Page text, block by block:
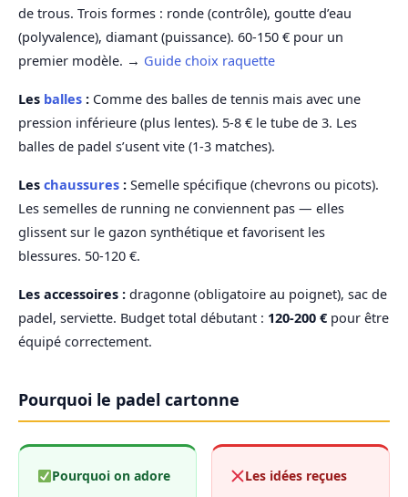
de trous. Trois formes : ronde (contrôle), goutte d’eau
(polyvalence), diamant (puissance). 60-150 € pour un
premier modèle. → Guide choix raquette
Les balles : Comme des balles de tennis mais avec une
pression inférieure (plus lentes). 5-8 € le tube de 3. Les
balles de padel s’usent vite (1-3 matches).
Les chaussures : Semelle spécifique (chevrons ou picots).
Les semelles de running ne conviennent pas — elles
glissent sur le gazon synthétique et favorisent les
blessures. 50-120 €.
Les accessoires : dragonne (obligatoire au poignet), sac de
padel, serviette. Budget total débutant : 120-200 € pour être
équipé correctement.
Pourquoi le padel cartonne
Pourquoi on adore
Les idées reçues